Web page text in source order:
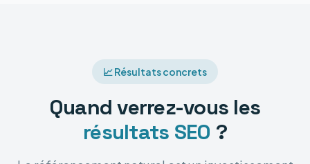
📈 Résultats concrets
Quand verrez-vous les
résultats SEO ?